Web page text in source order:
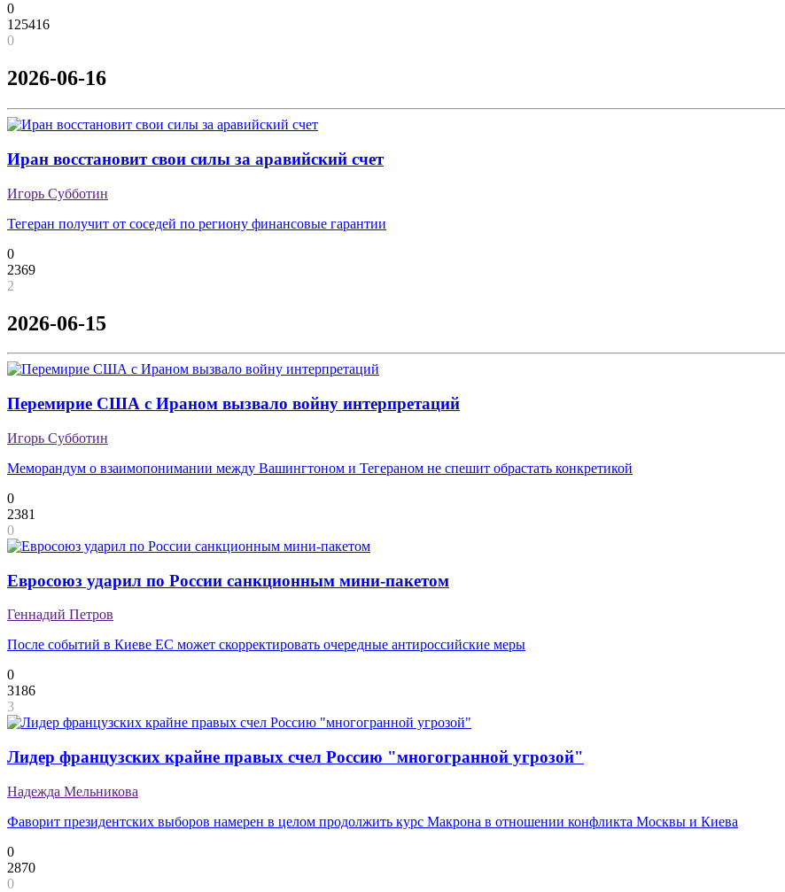
0
125416
0
2026-06-16
Иран восстановит свои силы за аравийский счет
Игорь Субботин
Тегеран получит от соседей по региону финансовые гарантии
0
2369
2
2026-06-15
Перемирие США с Ираном вызвало войну интерпретаций
Игорь Субботин
Меморандум о взаимопонимании между Вашингтоном и Тегераном не спешит обрастать конкретикой
0
2381
0
Евросоюз ударил по России санкционным мини-пакетом
Геннадий Петров
После событий в Киеве ЕС может скорректировать очередные антироссийские меры
0
3186
3
Лидер французских крайне правых счел Россию "многогранной угрозой"
Надежда Мельникова
Фаворит президентских выборов намерен в целом продолжить курс Макрона в отношении конфликта Москвы и Киева
0
2870
0